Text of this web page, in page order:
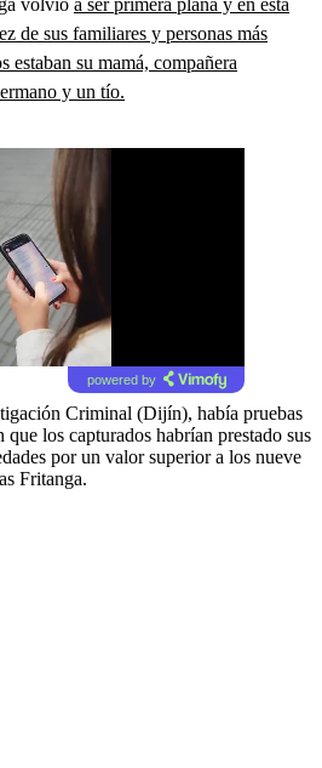
de sus familiares y personas más
estaban su mamá, compañera
y un tío.
powered by
Criminal (Dijín), había pruebas
los capturados habrían prestado sus
por un valor superior a los nueve
Fritanga.